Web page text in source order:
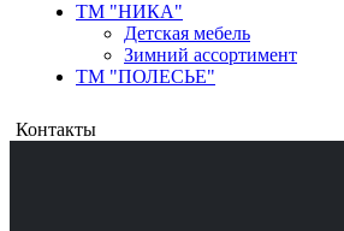
ТМ "НИКА"
Детская мебель
Зимний ассортимент
ТМ "ПОЛЕСЬЕ"
Контакты